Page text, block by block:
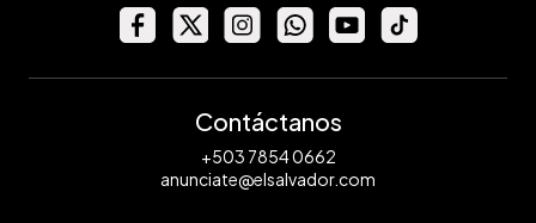
Contáctanos
+503 7854 0662
anunciate@elsalvador.com